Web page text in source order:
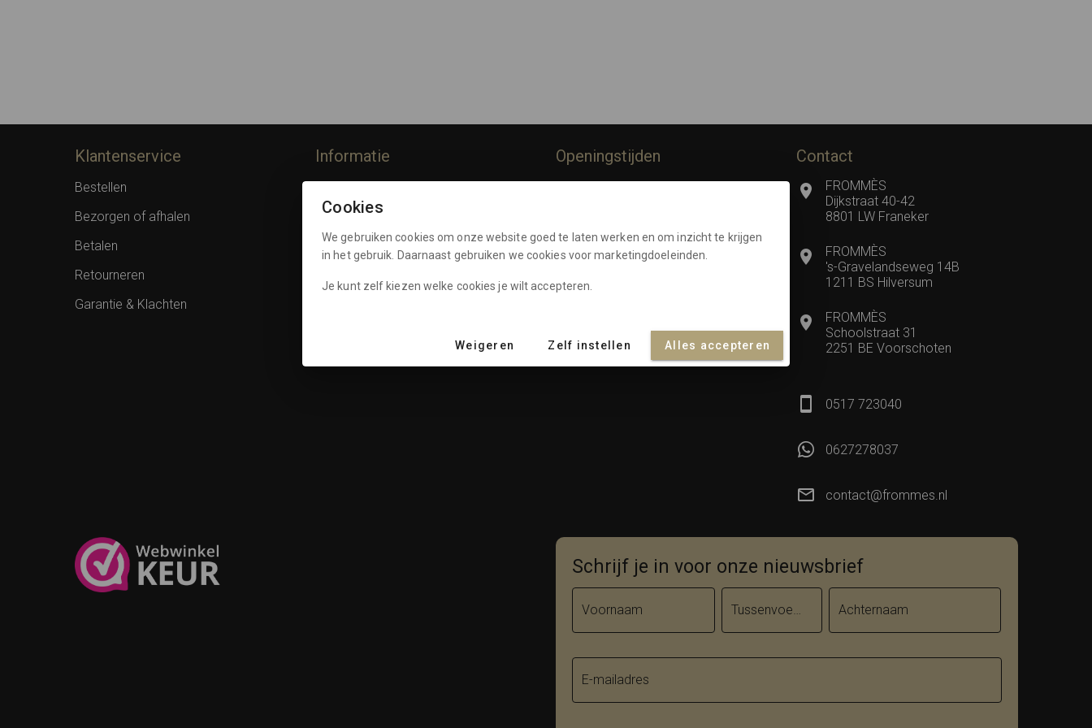
Klantenservice
Bestellen
Bezorgen of afhalen
Betalen
Retourneren
Garantie & Klachten
Informatie
Privacy Policy
Algemene Voorwaarden
Openingstijden
Donderdag:10:00 - 17:00
Vrijdag:
10:00 - 17:00
Contact
FROMMÈS
Dijkstraat 40-42
8801 LW Franeker
FROMMÈS
's-Gravelandseweg 14B
1211 BS Hilversum
FROMMÈS
Schoolstraat 31
2251 BE Voorschoten
0517 723040
0627278037
contact@frommes.nl
Schrijf je in voor onze nieuwsbrief
Voornaam Tussenvoegsel Achternaam
E-mailadres
Cookies
We gebruiken cookies om onze website goed te laten werken en om inzicht te krijgen
in het gebruik. Daarnaast gebruiken we cookies voor marketingdoeleinden.
Je kunt zelf kiezen welke cookies je wilt accepteren.
Weigeren Zelf instellen Alles accepteren